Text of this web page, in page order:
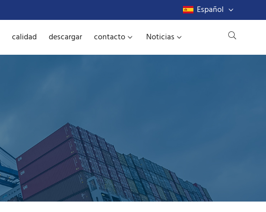
Español
calidad descargar contacto Noticias